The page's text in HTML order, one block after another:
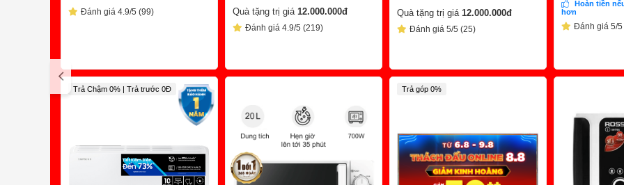
Đánh giá 4.9/5 (99)
Trả Chậm 0% | Trả trước 0Đ
Quà tặng trị giá 12.000.000đ
Đánh giá 4.9/5 (219)
Quà tặng trị giá 12.000.000đ
Đánh giá 5/5 (25)
Trả góp 0%
Hoàn tiền
hơn
Đánh giá 5/5